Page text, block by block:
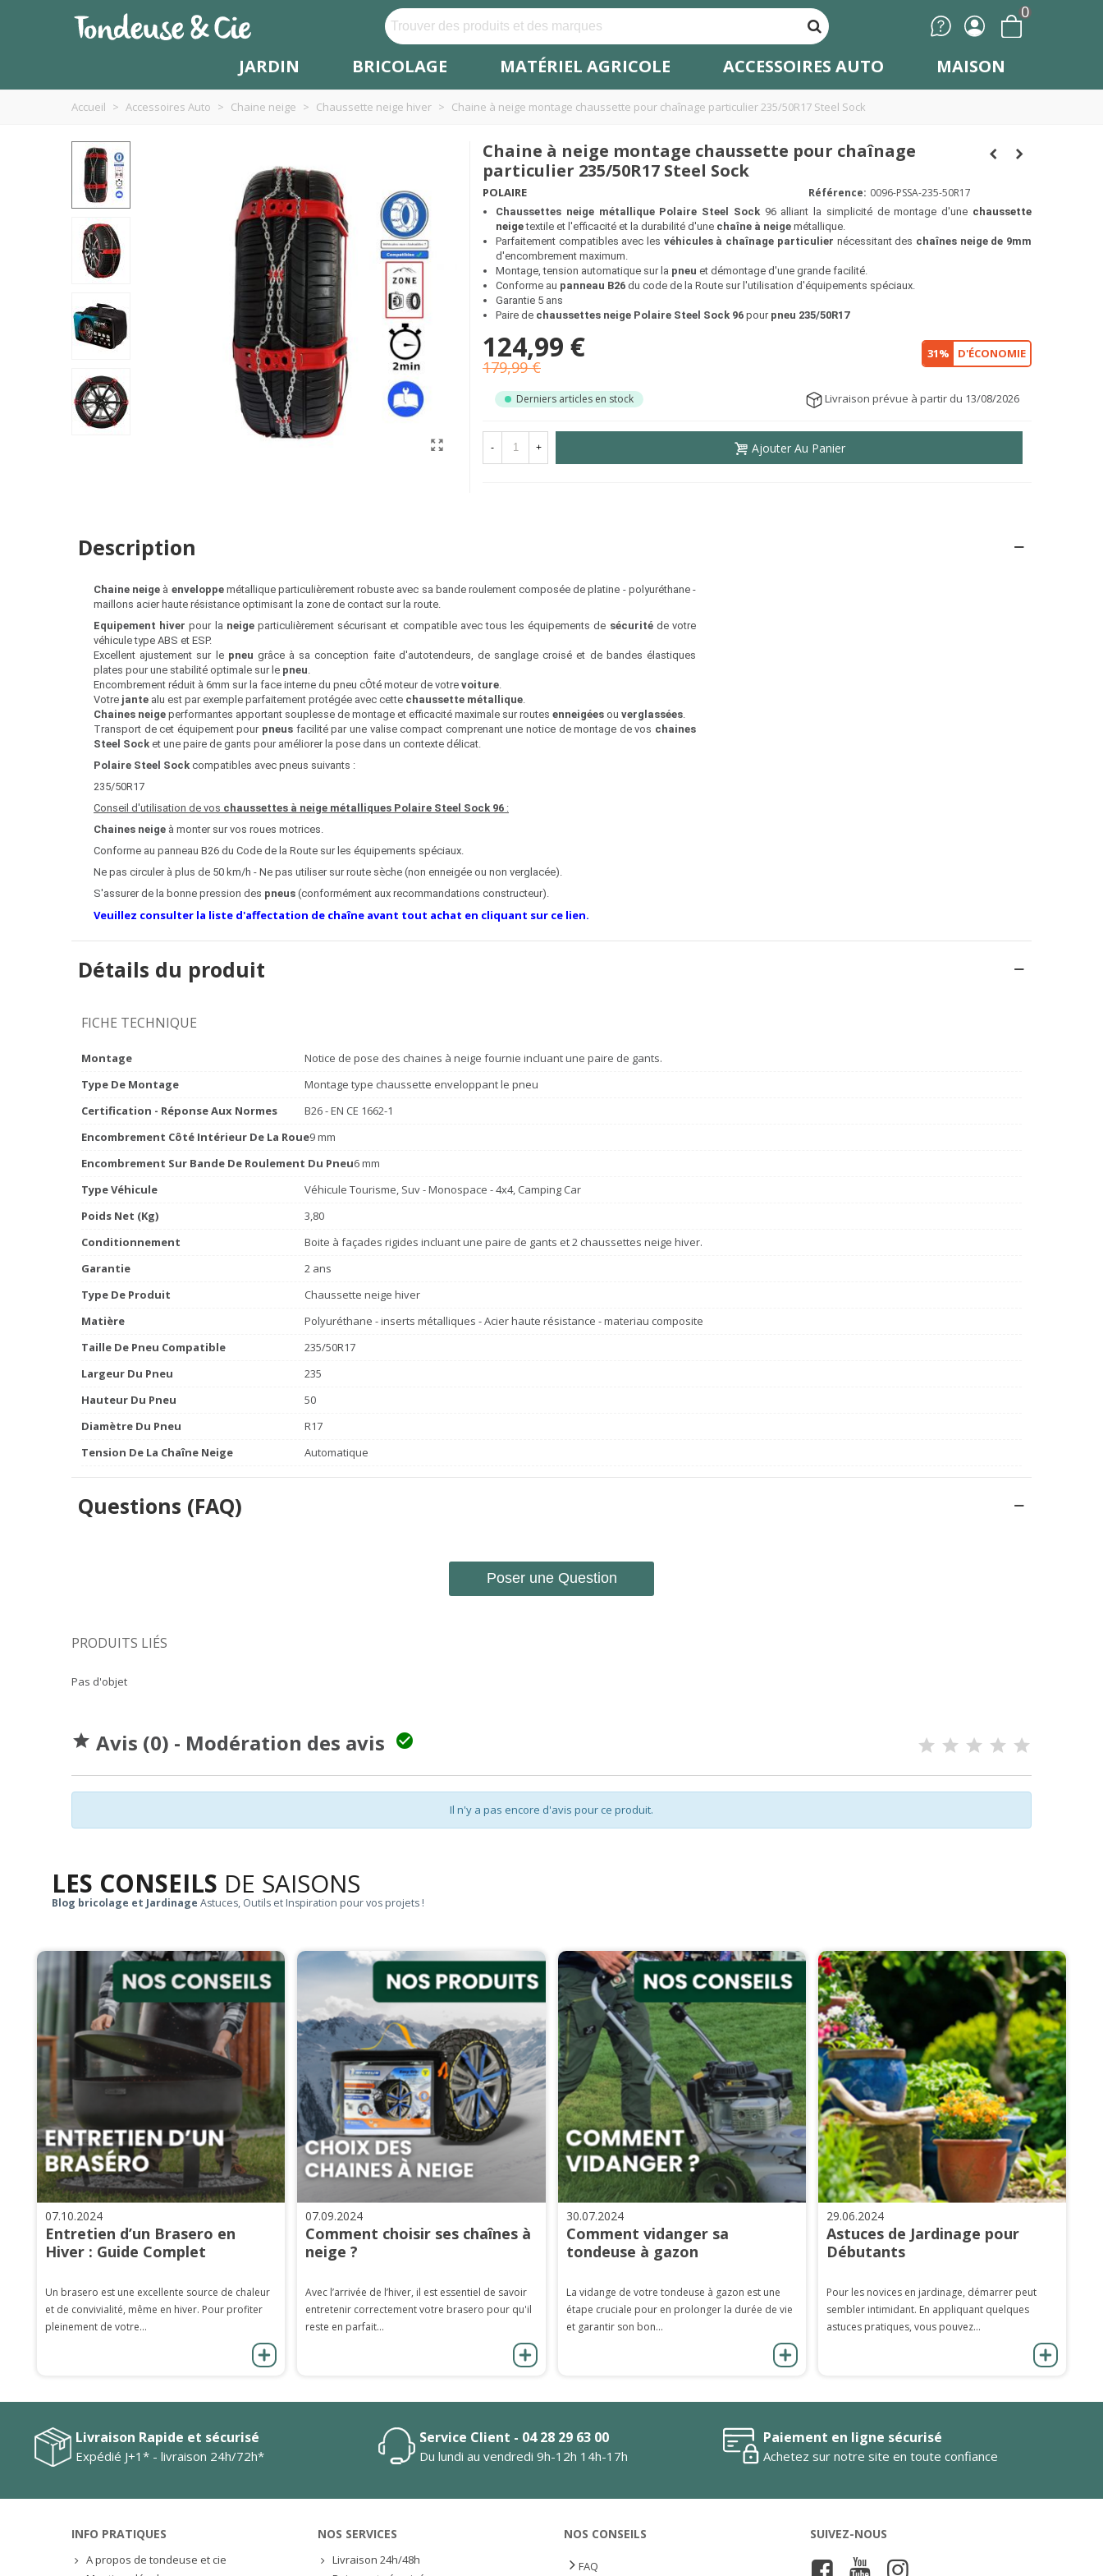
0
JARDIN BRICOLAGE MATÉRIEL AGRICOLE ACCESSOIRES AUTO MAISON
Accueil > Accessoires Auto > Chaine neige > Chaussette neige hiver > Chaine à neige montage chaussette pour chaînage particulier 235/50R17 Steel Sock
Chaine à neige montage chaussette pour chaînage
particulier 235/50R17 Steel Sock
POLAIRE Référence: 0096-PSSA-235-50R17
Chaussettes neige métallique Polaire Steel Sock96 alliant la simplicité de montage d'une chaussette
neigetextile et l'efficacité et la durabilité d'une chaîne à neige métallique.
Parfaitement compatibles avec les véhicules à chaînage particulier nécessitant des chaînes neige de 9mm
d'encombrement maximum.
Montage, tension automatique sur la pneu et démontage d'une grande facilité.
Conforme au panneau B26 du code de la Route sur l'utilisation d'équipements spéciaux.
Garantie 5 ans
Paire de chaussettes neige Polaire Steel Sock 96 pour pneu 235/50R17
124,99 €
179,99 €
31% D'ÉCONOMIE
Derniers articles en stock Livraison prévue à partir du 13/08/2026
- + Ajouter Au Panier
Description
Chaine neige à enveloppe métallique particulièrement robuste avec sa bande roulement composée de platine - polyuréthane -
maillons acier haute résistance optimisant la zone de contact sur la route.
Equipement hiver pour la neige particulièrement sécurisant et compatible avec tous les équipements de sécurité de votre
véhicule type ABS et ESP.
Excellent ajustement sur le pneu grâce à sa conception faite d'autotendeurs, de sanglage croisé et de bandes élastiques
plates pour une stabilité optimale sur le pneu
Encombrement réduit à 6mm sur la face interne du pneu cÔté moteur de votre voiture
Votre jante alu est par exemple parfaitement protégée avec cette chaussette métallique
Chaines neige performantes apportant souplesse de montage et efficacité maximale sur routes enneigées ou verglassées
Transport de cet équipement pour pneus facilité par une valise compact comprenant une notice de montage de vos chaines
Steel Sock et une paire de gants pour améliorer la pose dans un contexte délicat.
Polaire Steel Sock compatibles avec pneus suivants :
235/50R17
Conseil d'utilisation de vos chaussettes à neige métalliques Polaire Steel Sock 96 :
Chaines neige à monter sur vos roues motrices.
Conforme au panneau B26 du Code de la Route sur les équipements spéciaux.
Ne pas circuler à plus de 50 km/h - Ne pas utiliser sur route sèche (non enneigée ou non verglacée).
S'assurer de la bonne pression des pneus (conformément aux recommandations constructeur).
Veuillez consulter la liste d'affectation de chaîne avant tout achat en cliquant sur ce lien.
Détails du produit
FICHE TECHNIQUE
Montage
Notice de pose des chaines à neige fournie incluant une paire de gants.
Type De Montage
Montage type chaussette enveloppant le pneu
Certification - Réponse Aux Normes
B26 - EN CE 1662-1
Encombrement Côté Intérieur De La Roue9 mm
Encombrement Sur Bande De Roulement Du Pneu6 mm
Type Véhicule
Véhicule Tourisme, Suv - Monospace - 4x4, Camping Car
Poids Net (Kg)
3,80
Conditionnement
Boite à façades rigides incluant une paire de gants et 2 chaussettes neige hiver.
Garantie
2 ans
Type De Produit
Chaussette neige hiver
Matière
Polyuréthane - inserts métalliques - Acier haute résistance - materiau composite
Taille De Pneu Compatible
235/50R17
Largeur Du Pneu
235
Hauteur Du Pneu
50
Diamètre Du Pneu
R17
Tension De La Chaîne Neige
Automatique
Questions (FAQ)
Poser une Question
PRODUITS LIÉS
Pas d'objet
 Avis (0) - Modération des avis 
Il n'y a pas encore d'avis pour ce produit.
LES CONSEILS DE SAISONS
Blog bricolage et Jardinage Astuces, Outils et Inspiration pour vos projets !
07.10.2024
Entretien d’un Brasero en
Hiver : Guide Complet
Un brasero est une excellente source de chaleur
et de convivialité, même en hiver. Pour profiter
pleinement de votre...
07.09.2024
Comment choisir ses chaînes à
neige ?
Avec l’arrivée de l’hiver, il est essentiel de savoir
entretenir correctement votre brasero pour qu'il
reste en parfait...
30.07.2024
Comment vidanger sa
tondeuse à gazon
La vidange de votre tondeuse à gazon est une
étape cruciale pour en prolonger la durée de vie
et garantir son bon...
29.06.2024
Astuces de Jardinage pour
Débutants
Pour les novices en jardinage, démarrer peut
sembler intimidant. En appliquant quelques
astuces pratiques, vous pouvez...
Livraison Rapide et sécurisé
Expédié J+1* - livraison 24h/72h*
Service Client - 04 28 29 63 00
Du lundi au vendredi 9h-12h 14h-17h
Paiement en ligne sécurisé
Achetez sur notre site en toute confiance
INFO PRATIQUES
A propos de tondeuse et cie
NOS SERVICES
Livraison 24h/48h
NOS CONSEILS
FAQ
SUIVEZ-NOUS